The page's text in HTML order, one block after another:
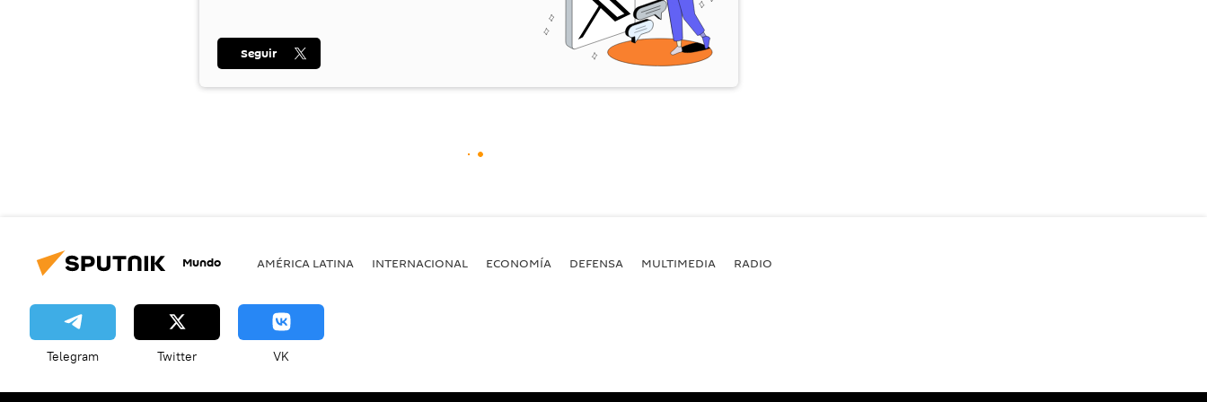
Seguir
Mundo AMÉRICA LATINA INTERNACIONAL ECONOMÍA DEFENSA MULTIMEDIA RADIO
Telegram Twitter VK